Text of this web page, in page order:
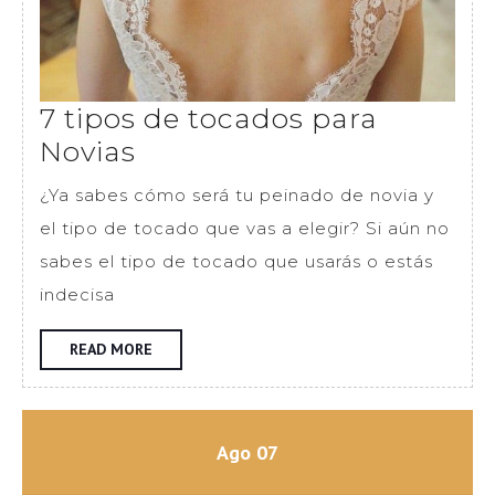
7 tipos de tocados para
Novias
tipos
de
tocados
¿Ya sabes cómo será tu peinado de novia y
el tipo de tocado que vas a elegir? Si aún no
sabes el tipo de tocado que usarás o estás
indecisa
READ MORE
MORE
Agoagosto
07